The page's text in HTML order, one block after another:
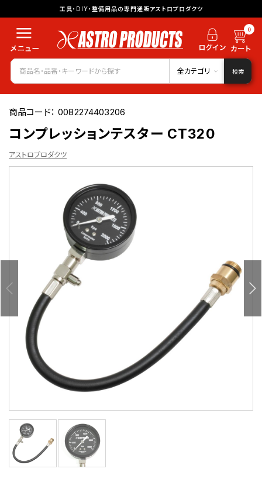
工具・DIY・整備用品の専門通販アストロプロダクツ
0
全カテゴリ 検索
商品コード：0082274403206
コンプレッションテスター CT320
アストロプロダクツ